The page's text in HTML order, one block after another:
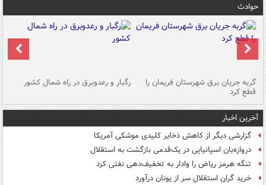
حوادث
گربه جریان برق شهرستان فریمان را
قطع کرد
رگبار و رعدوبرق در راه شمال کشور
آخرین اخبار
گزارشی دیگر از کاهش ذخایر کلیدی موشکی آمریکا
دروازه‌بان اسپانیایی در یک‌قدمی بازگشت به استقلال
تنگه هرمز ریاض را وادار به تخفیف‌دهی نفتی کرد
خرید گران استقلال سر از یونان درآورد